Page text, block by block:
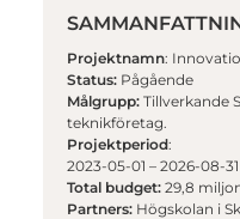
Projektnamn:
Status:Pågående
Målgrupp:Tillverkande
teknikföretag.
Projektperiod:
2023-05-01 – 2026-08-31
Total budget: 29,8
Partners:Högskolan i